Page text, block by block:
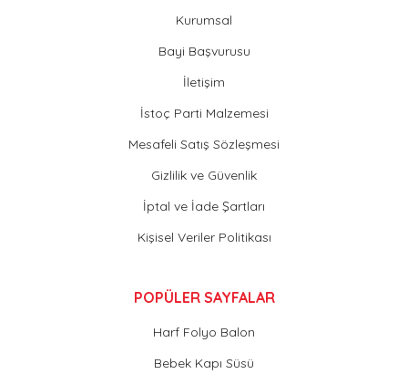
Kurumsal
Bayi Başvurusu
İletişim
İstoç Parti Malzemesi
Mesafeli Satış Sözleşmesi
Gizlilik ve Güvenlik
İptal ve İade Şartları
Kişisel Veriler Politikası
POPÜLER SAYFALAR
Harf Folyo Balon
Bebek Kapı Süsü